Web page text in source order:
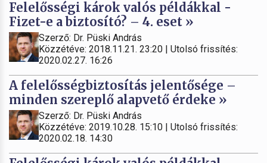
Felelősségi károk valós példákkal -
Fizet-e a biztosító? – 4. eset »
Szerző: Dr. Püski András
Közzétéve: 2018.11.21. 23:20 | Utolsó frissítés:
2020.02.27. 16:26
A felelősségbiztosítás jelentősége –
minden szereplő alapvető érdeke »
Szerző: Dr. Püski András
Közzétéve: 2019.10.28. 15:10 | Utolsó frissítés:
2020.02.18. 14:30